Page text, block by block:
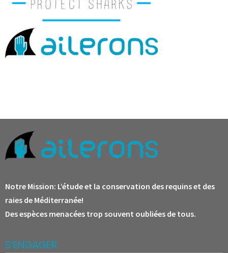
Notre Mission: L’étude et la conservation des requins et des
raies de Méditerranée!
Des espèces menacées trop souvent oubliées de tous.
S’ENGAGER